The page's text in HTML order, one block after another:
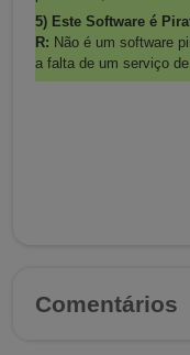
5) Este Software é
R: Não é um software
a falta de um serviço
Comentários